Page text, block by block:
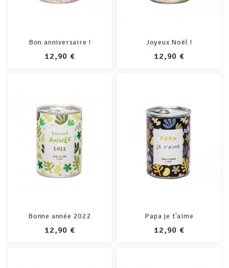
Bon anniversaire !
PRIX
12,90 €
Joyeux Noël !
PRIX
12,90 €
Bonne année 2022
PRIX
12,90 €
Papa je t'aime
PRIX
12,90 €